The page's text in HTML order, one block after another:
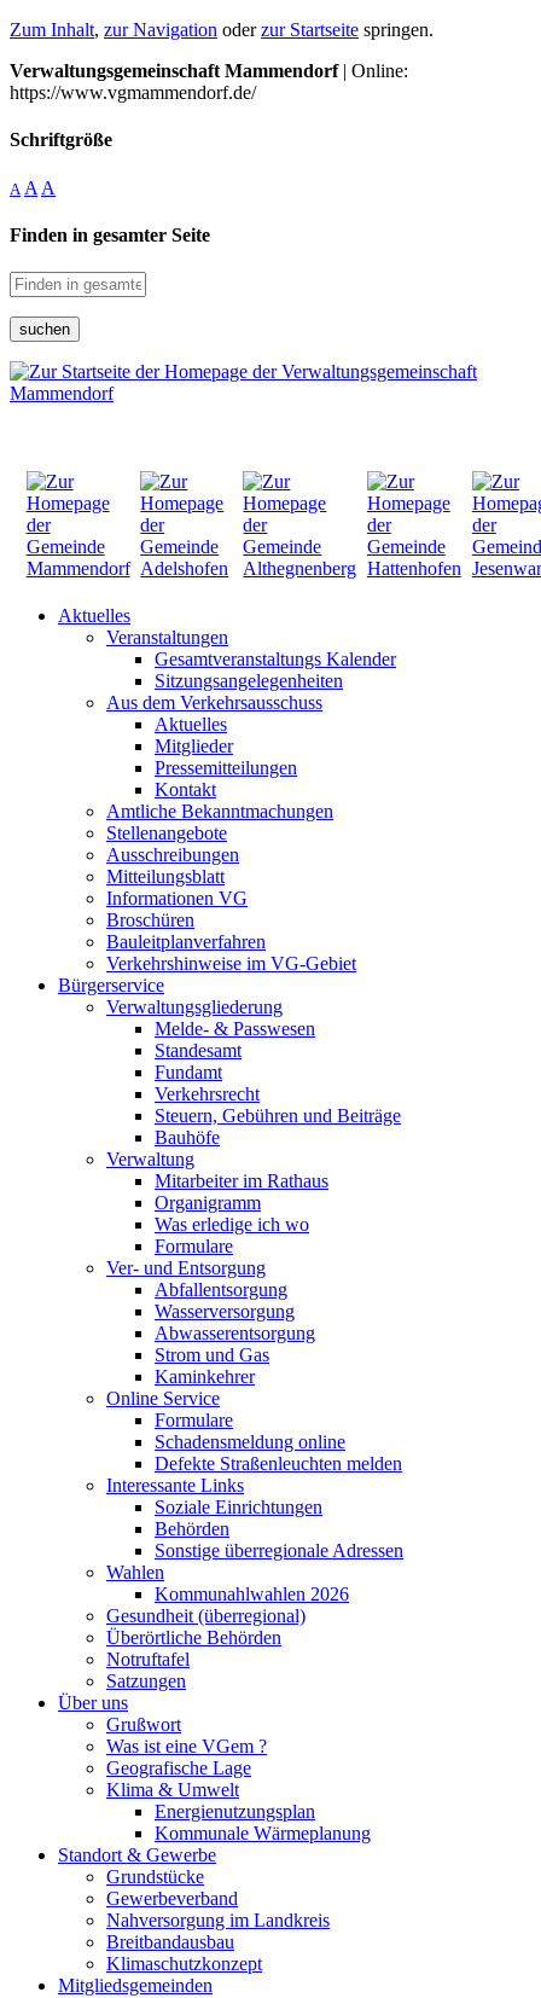
Zum Inhalt, zur Navigation oderzur Startseite springen.
Verwaltungsgemeinschaft Mammendorf| Online:
https://www.vgmammendorf.de/
Schriftgröße
A A A
Finden in gesamter Seite
suchen
Aktuelles
Veranstaltungen
Gesamtveranstaltungs Kalender
Sitzungsangelegenheiten
Aus dem Verkehrsausschuss
Aktuelles
Mitglieder
Pressemitteilungen
Kontakt
Amtliche Bekanntmachungen
Stellenangebote
Ausschreibungen
Mitteilungsblatt
Informationen VG
Broschüren
Bauleitplanverfahren
Verkehrshinweise im VG-Gebiet
Bürgerservice
Verwaltungsgliederung
Melde- & Passwesen
Standesamt
Fundamt
Verkehrsrecht
Steuern, Gebühren und Beiträge
Bauhöfe
Verwaltung
Mitarbeiter im Rathaus
Organigramm
Was erledige ich wo
Formulare
Ver- und Entsorgung
Abfallentsorgung
Wasserversorgung
Abwasserentsorgung
Strom und Gas
Kaminkehrer
Online Service
Formulare
Schadensmeldung online
Defekte Straßenleuchten melden
Interessante Links
Soziale Einrichtungen
Behörden
Sonstige überregionale Adressen
Wahlen
Kommunahlwahlen 2026
Gesundheit (überregional)
Überörtliche Behörden
Notruftafel
Satzungen
Über uns
Grußwort
Was ist eine VGem ?
Geografische Lage
Klima & Umwelt
Energienutzungsplan
Kommunale Wärmeplanung
Standort & Gewerbe
Grundstücke
Gewerbeverband
Nahversorgung im Landkreis
Breitbandausbau
Klimaschutzkonzept
Mitgliedsgemeinden